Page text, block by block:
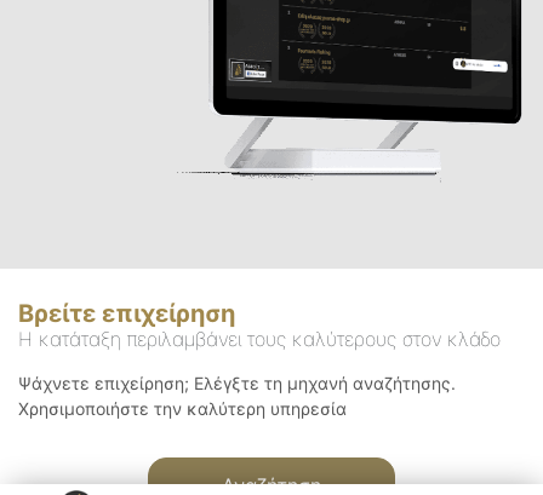
Βρείτε επιχείρηση
Η κατάταξη περιλαμβάνει τους καλύτερους στον κλάδο
Ψάχνετε επιχείρηση; Ελέγξτε τη μηχανή αναζήτησης.
Χρησιμοποιήστε την καλύτερη υπηρεσία
Αναζήτηση